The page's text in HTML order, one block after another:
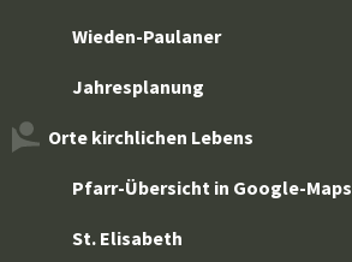
Wieden-Paulaner
Jahresplanung
Orte kirchlichen Lebens
Pfarr-Übersicht in Google-Maps
St. Elisabeth